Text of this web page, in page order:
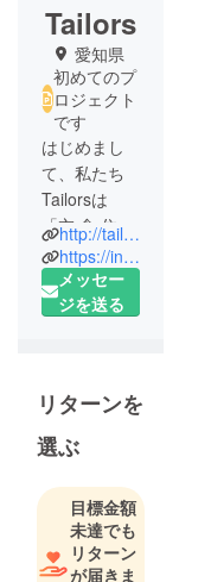
Tailors
愛知県
初めてのプ
ロジェクト
です
はじめまし
て、私たち
Tailorsは
「衣 食 住」
を通してよ
りクオリ
ティの高い
パニーを目
指していま
す。先日、
食の分野で
代表の実
家、「八百
吉商店」か
http://tailors-techlife.com
https://instagram.com/yaokichi_delivery?igshid=l0xy15uu7yj1
メッセー
ジを送る
リターンを
選ぶ
目標金額
未達でも
リターン
が届きま